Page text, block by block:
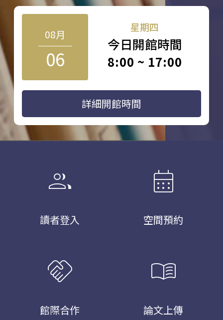
08月
06
星期四
今日開館時間
8:00 ~ 17:00
詳細開館時間
group
讀者登入
calendar_month
空間預約
handshake
館際合作
menu_book
論文上傳